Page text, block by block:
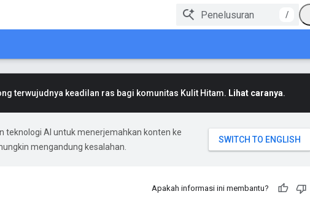
/
terwujudnya keadilan ras bagi komunitas Kulit Hitam. Lihat caranya.
teknologi AI untuk menerjemahkan konten ke
mengandung kesalahan.
Apakah informasi ini membantu?